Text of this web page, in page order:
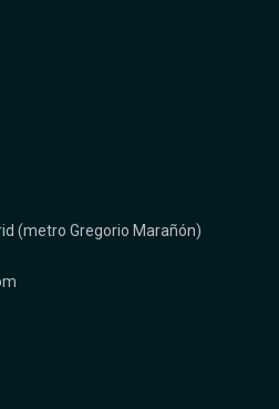
(metro Gregorio Marañón)